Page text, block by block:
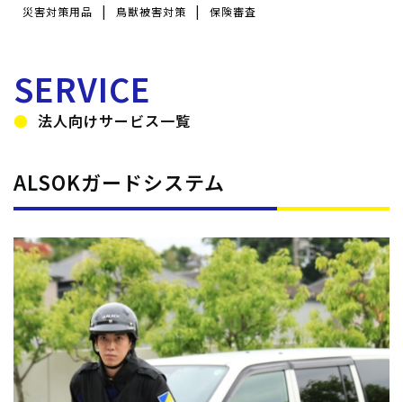
災害対策用品
鳥獣被害対策 保険審査
SERVICE
法人向けサービス一覧
ALSOKガードシステム